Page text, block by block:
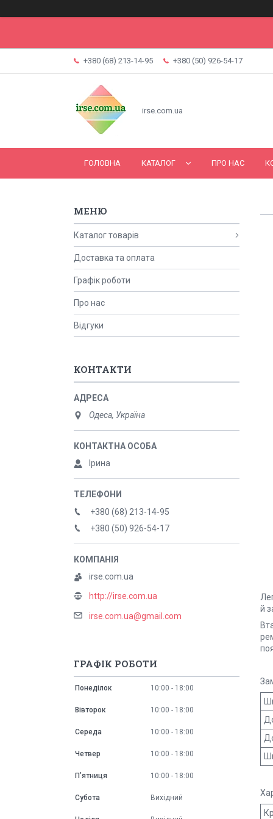
+380 (68) 213-14-95 +380 (50) 926-54-17
irse.com.ua
ГОЛОВНА КАТАЛОГ ПРО НАС
й
Каталог товарів
Доставка та оплата
Графік роботи
Про нас
Відгуки
КОНТАКТИ
Одеса, Україна
Ірина
+380 (68) 213-14-95
+380 (50) 926-54-17
irse.com.ua
http://irse.com.ua
irse.com.ua@gmail.com
ГРАФІК РОБОТИ
Понеділок 10:00 18:00
Вівторок 10:00 18:00
Середа 10:00 18:00
Четвер 10:00 18:00
Пʼятниця 10:00 18:00
Субота Вихідний